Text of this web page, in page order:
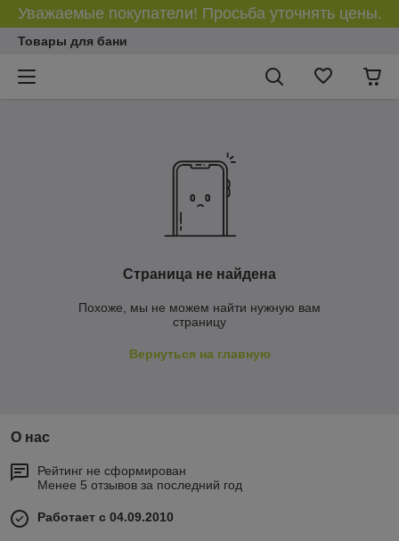
Уважаемые покупатели! Просьба уточнять цены.
Товары для бани
Страница не найдена
Похоже, мы не можем найти нужную вам
страницу
Вернуться на главную
О нас
Рейтинг не сформирован
Менее 5 отзывов за последний год
Работает с 04.09.2010